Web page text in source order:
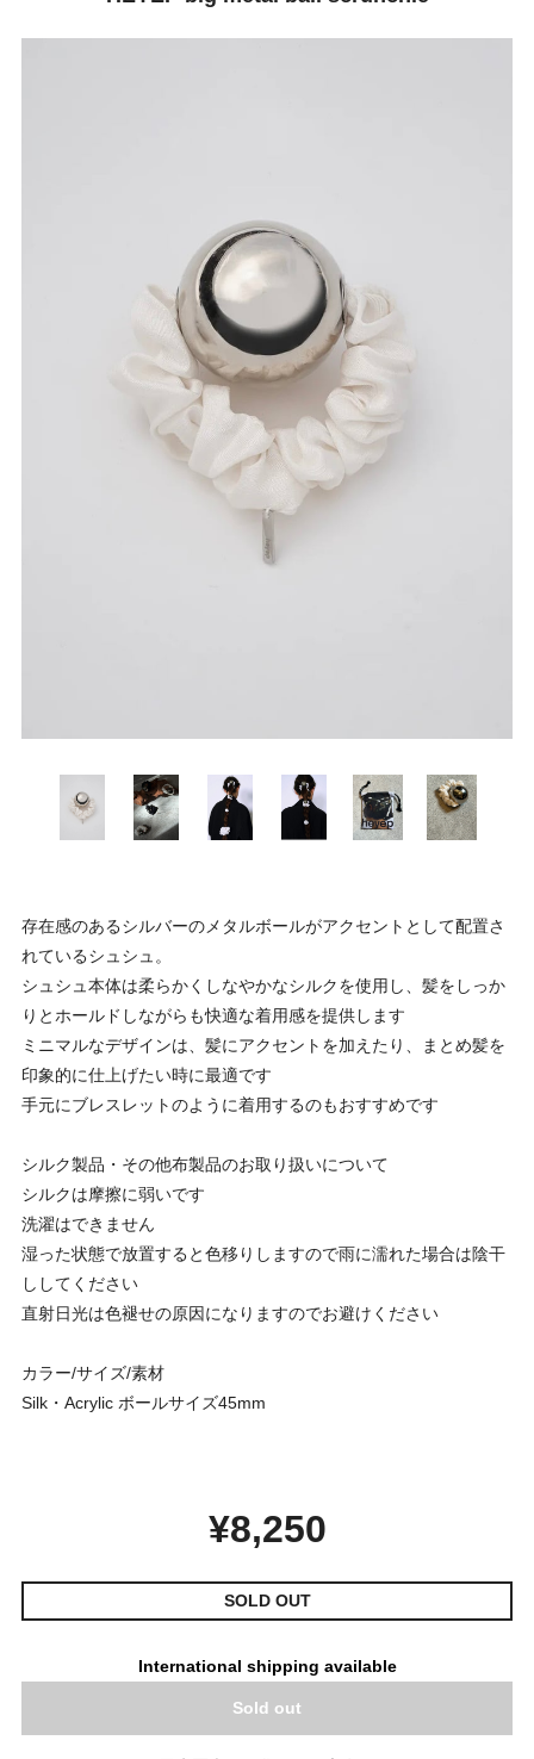
存在感のあるシルバーのメタルボールがアクセントとして配置さ
れているシュシュ。
シュシュ本体は柔らかくしなやかなシルクを使用し、髪をしっか
りとホールドしながらも快適な着用感を提供します
ミニマルなデザインは、髪にアクセントを加えたり、まとめ髪を
印象的に仕上げたい時に最適です
手元にブレスレットのように着用するのもおすすめです
シルク製品・その他布製品のお取り扱いについて
シルクは摩擦に弱いです
洗濯はできません
湿った状態で放置すると色移りしますので雨に濡れた場合は陰干
ししてください
直射日光は色褪せの原因になりますのでお避けください
カラー/サイズ/素材
Silk・Acrylic ボールサイズ45mm
¥8,250
SOLD OUT
International shipping available
Sold out